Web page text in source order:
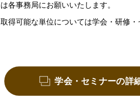
は各事務局にお願いいたします。
取得可能な単位については学会・研修
学会・セミナーの詳